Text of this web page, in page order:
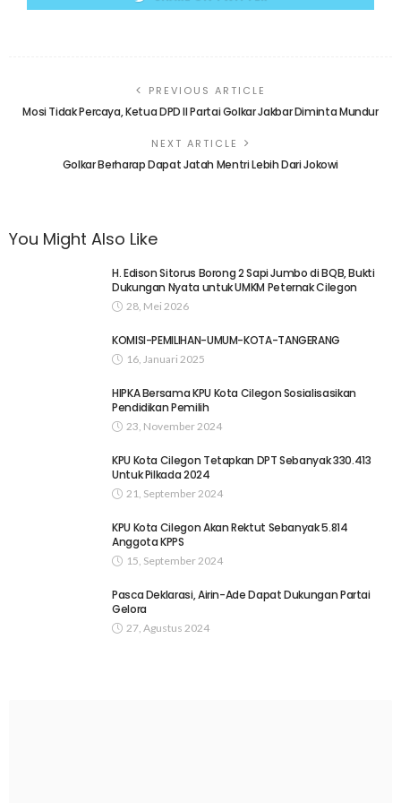
PREVIOUS ARTICLE
Mosi Tidak Percaya, Ketua DPD II Partai Golkar Jakbar Diminta Mundur
NEXT ARTICLE
Golkar Berharap Dapat Jatah Mentri Lebih Dari Jokowi
You Might Also Like
H. Edison Sitorus Borong 2 Sapi Jumbo di BQB, Bukti
Dukungan Nyata untuk UMKM Peternak Cilegon
28, Mei 2026
KOMISI-PEMILIHAN-UMUM-KOTA-TANGERANG
16, Januari 2025
HIPKA Bersama KPU Kota Cilegon Sosialisasikan
Pendidikan Pemilih
23, November 2024
KPU Kota Cilegon Tetapkan DPT Sebanyak 330.413
Untuk Pilkada 2024
21, September 2024
KPU Kota Cilegon Akan Rektut Sebanyak 5.814
Anggota KPPS
15, September 2024
Pasca Deklarasi, Airin-Ade Dapat Dukungan Partai
Gelora
27, Agustus 2024